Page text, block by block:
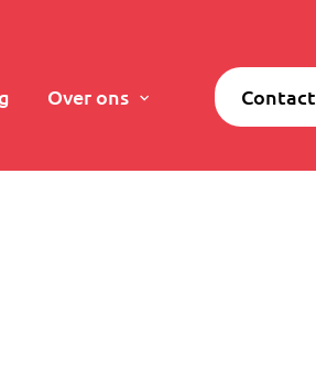
Over ons Contact